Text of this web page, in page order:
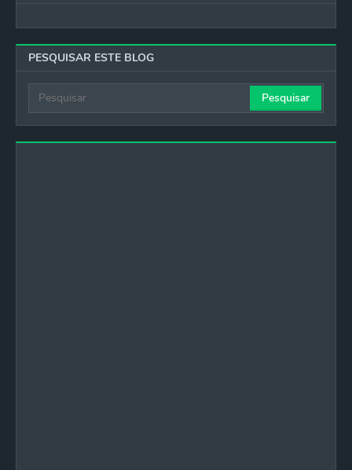
PESQUISAR ESTE BLOG